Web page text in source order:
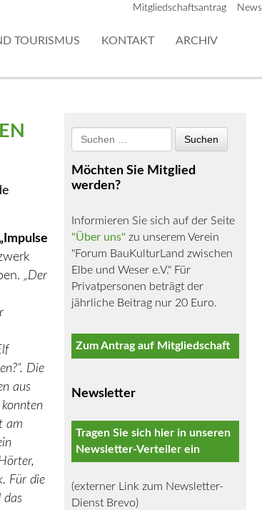
Mitgliedschaftsantrag
TOURISMUS KONTAKT ARCHIV
„Der
Die
aus
am
ter,
Für die
das
Möchten Sie Mitglied
werden?
Informieren Sie sich auf der Seite
"Über uns" zu unserem Verein
"Forum BauKulturLand zwischen
Elbe und Weser e.V." Für
Privatpersonen beträgt der
jährliche Beitrag nur 20 Euro.
Zum Antrag auf Mitgliedschaft
Newsletter
Tragen Sie sich hier in unseren
Newsletter-Verteiler ein
(externer Link zum Newsletter-
Dienst Brevo)